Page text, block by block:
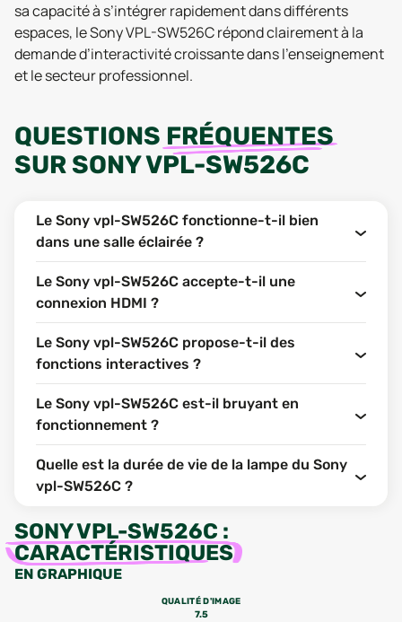
sa capacité à s’intégrer rapidement dans différents
espaces, le Sony VPL-SW526C répond clairement à la
demande d’interactivité croissante dans l’enseignement
et le secteur professionnel.
QUESTIONS FRÉQUENTES
SURSONY VPL-SW526C
Le Sony vpl-SW526C fonctionne-t-il bien
dans une salle éclairée ?
Le Sony vpl-SW526C accepte-t-il une
connexion HDMI ?
Le Sony vpl-SW526C propose-t-il des
fonctions interactives ?
Le Sony vpl-SW526C est-il bruyant en
fonctionnement ?
Quelle est la durée de vie de la lampe du Sony
vpl-SW526C ?
SONY VPL-SW526C :
CARACTÉRISTIQUES
EN GRAPHIQUE
QUALITÉ D'IMAGE
7.5